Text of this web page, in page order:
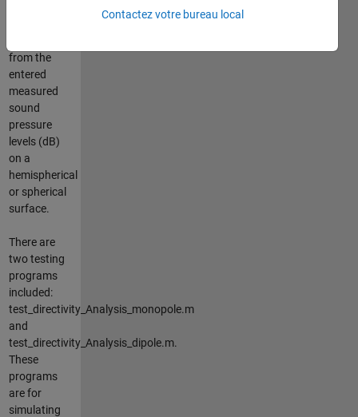
from the
entered
measured
sound
pressure
levels (dB)
on a
hemispherical
or spherical
surface.
There are
two testing
programs
included:
test_directivity_Analysis_monopole.m
and
test_directivity_Analysis_dipole.m.
These
programs
are for
simulating
Contactez votre bureau local